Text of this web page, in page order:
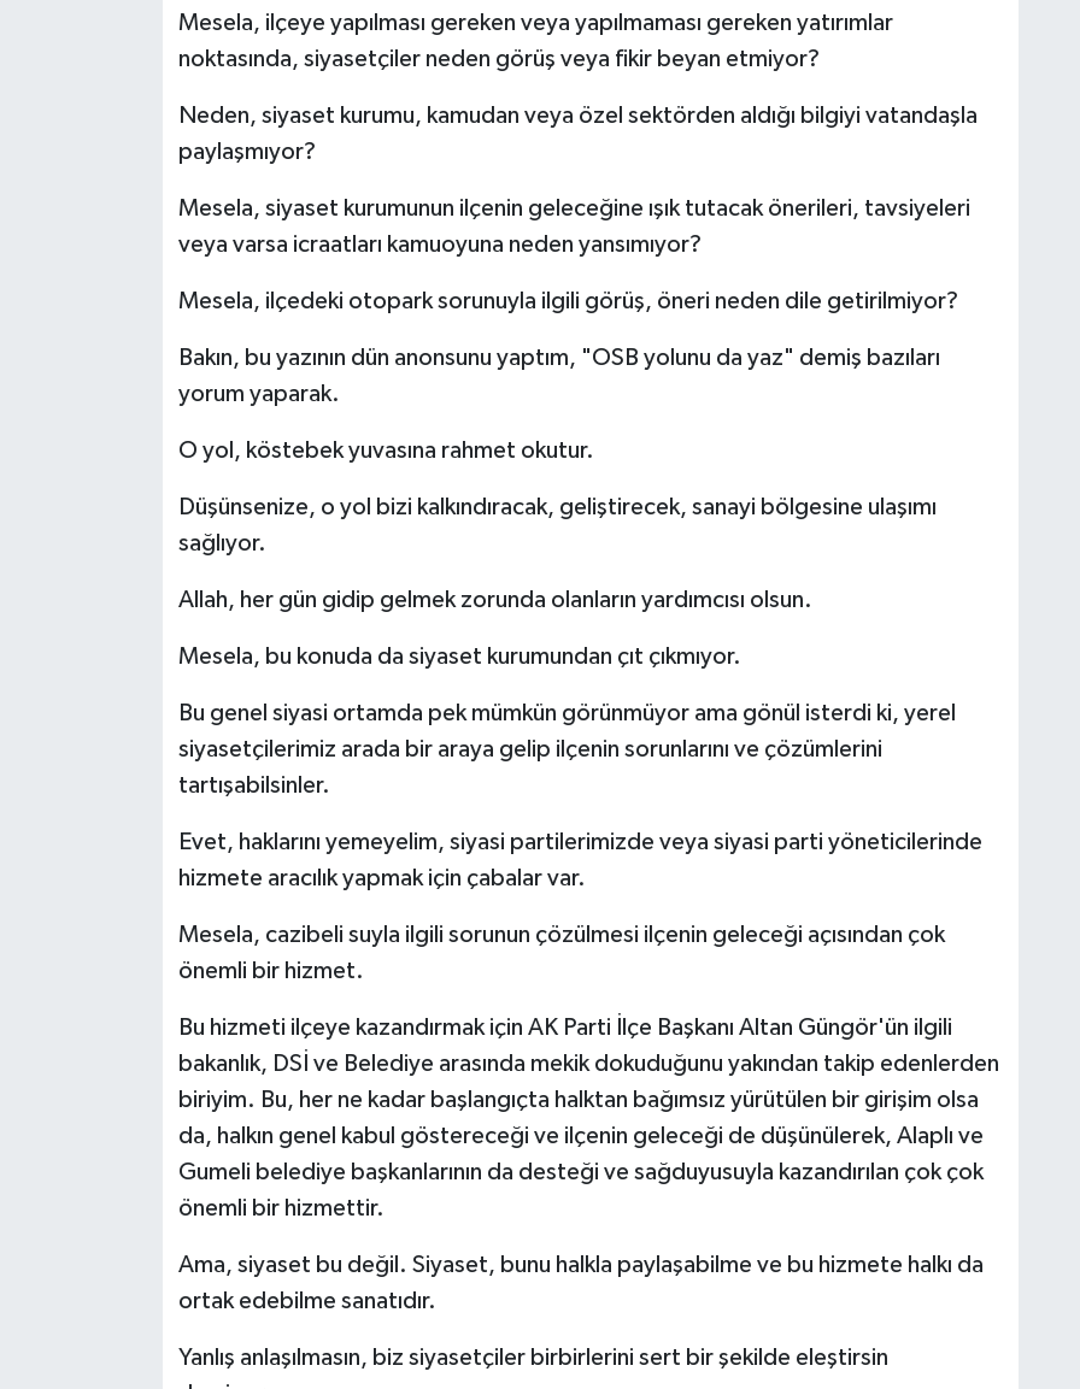
Mesela, ilçeye yapılması gereken veya yapılmaması gereken yatırımlar
noktasında, siyasetçiler neden görüş veya fikir beyan etmiyor?
Neden, siyaset kurumu, kamudan veya özel sektörden aldığı bilgiyi vatandaşla
paylaşmıyor?
Mesela, siyaset kurumunun ilçenin geleceğine ışık tutacak önerileri, tavsiyeleri
veya varsa icraatları kamuoyuna neden yansımıyor?
Mesela, ilçedeki otopark sorunuyla ilgili görüş, öneri neden dile getirilmiyor?
Bakın, bu yazının dün anonsunu yaptım, "OSB yolunu da yaz" demiş bazıları
yorum yaparak.
O yol, köstebek yuvasına rahmet okutur.
Düşünsenize, o yol bizi kalkındıracak, geliştirecek, sanayi bölgesine ulaşımı
sağlıyor.
Allah, her gün gidip gelmek zorunda olanların yardımcısı olsun.
Mesela, bu konuda da siyaset kurumundan çıt çıkmıyor.
Bu genel siyasi ortamda pek mümkün görünmüyor ama gönül isterdi ki, yerel
siyasetçilerimiz arada bir araya gelip ilçenin sorunlarını ve çözümlerini
tartışabilsinler.
Evet, haklarını yemeyelim, siyasi partilerimizde veya siyasi parti yöneticilerinde
hizmete aracılık yapmak için çabalar var.
Mesela, cazibeli suyla ilgili sorunun çözülmesi ilçenin geleceği açısından çok
önemli bir hizmet.
Bu hizmeti ilçeye kazandırmak için AK Parti İlçe Başkanı Altan Güngör'ün ilgili
bakanlık, DSİ ve Belediye arasında mekik dokuduğunu yakından takip edenlerden
biriyim. Bu, her ne kadar başlangıçta halktan bağımsız yürütülen bir girişim olsa
da, halkın genel kabul göstereceği ve ilçenin geleceği de düşünülerek, Alaplı ve
Gumeli belediye başkanlarının da desteği ve sağduyusuyla kazandırılan çok çok
önemli bir hizmettir.
Ama, siyaset bu değil. Siyaset, bunu halkla paylaşabilme ve bu hizmete halkı da
ortak edebilme sanatıdır.
Yanlış anlaşılmasın, biz siyasetçiler birbirlerini sert bir şekilde eleştirsin